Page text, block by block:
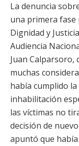
La denuncia
una primera fase
Dignidad y
Audiencia
Juan Calparsoro,
muchas
había cumplido la
inhabilitación
las víctimas no
decisión de
apuntó que